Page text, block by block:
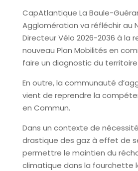
CapAtlantique La Baule-
Agglomération va réfléchir au
Directeur Vélo 2026-2036 à la
nouveau Plan Mobilités en
faire un diagnostic du territoire
En outre, la communauté
vient de reprendre la
en Commun.
Dans un contexte de
drastique des gaz à effet de
permettre le maintien du
climatique dans la fourchette